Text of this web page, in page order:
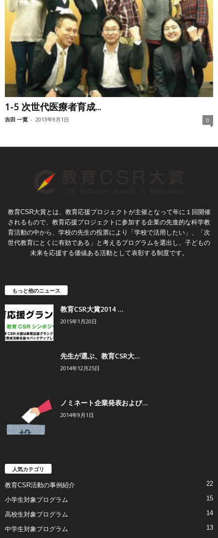
1-5 次世代医療者育成...
吉田 一寛 - 2013年9月1日 0
教育CSR大賞とは、教育応援プロジェクトが主催となって年に１回開催
されるもので、教育応援プロジェクトに参加する企業の先進的な科学教
育活動の中から、学校の先生の投票により「学校で活用したい」、「次
世代教育にとくに有効である」と考えるプログラムを選出し、子どもの
未来を応援する価値ある活動として表彰する制度です。
もっと他のニュース
教育CSR大賞2014 ...
2015年1月20日
先生が選ぶ、教育CSR大...
2014年12月25日
ノミネート企業発表および...
2014年9月1日
人気カテゴリ
教育CSR活動の事例紹介 22
小学生対象プログラム 15
高校生対象プログラム 14
中学生対象プログラム 13